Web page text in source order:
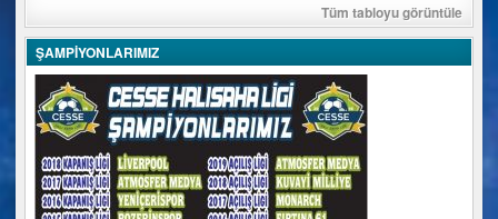
Tüm tabloyu görüntüle
ŞAMPİYONLARIMIZ